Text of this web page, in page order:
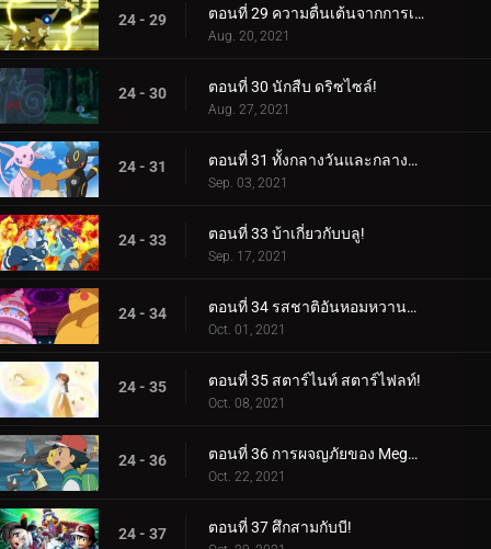
24 - 29 ตอนที่ 29 ความตื่นเต้นจากการเริ่มต้นสุดช็อค!
Aug. 20, 2021
24 - 30 ตอนที่ 30 นักสืบ ดริซไซล์!
Aug. 27, 2021
24 - 31 ตอนที่ 31 ทั้งกลางวันและกลางคืน คุณคือคนนั้น!
Sep. 03, 2021
24 - 33 ตอนที่ 33 บ้าเกี่ยวกับบลู!
Sep. 17, 2021
24 - 34 ตอนที่ 34 รสชาติอันหอมหวานแห่งการต่อสู้!
Oct. 01, 2021
24 - 35 ตอนที่ 35 สตาร์ไนท์ สตาร์ไฟลท์!
Oct. 08, 2021
24 - 36 ตอนที่ 36 การผจญภัยของ Mega Proportion!
Oct. 22, 2021
24 - 37 ตอนที่ 37 ศึกสามกับบี!